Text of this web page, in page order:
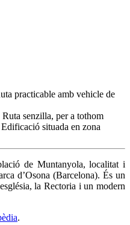
de Muntanyola, localitat i
d’Osona (Barcelona). És un
la Rectoria i un modern
.